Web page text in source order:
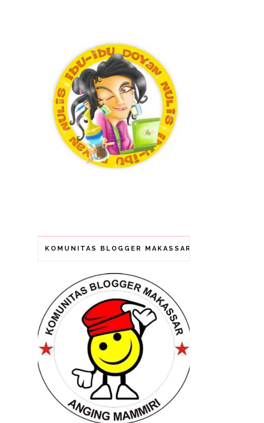
KOMUNITAS BLOGGER MAKASSAR (ANGING